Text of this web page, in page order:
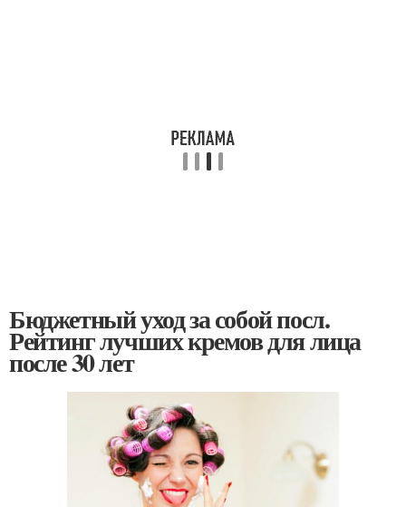
Бюджетный уход за собой посл.
Рейтинг лучших кремов для лица
после 30 лет